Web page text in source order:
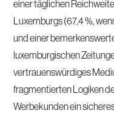
einer täglichen
Luxemburgs (67,4 %,
und einer
luxemburgischen
vertrauenswürdiges
fragmentierten Logiken
Werbekunden ein